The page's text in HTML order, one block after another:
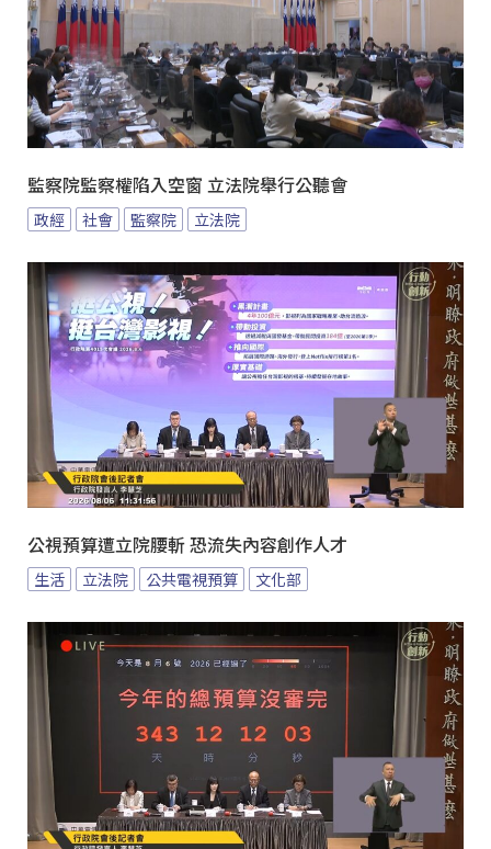
監察院監察權陷入空窗 立法院舉行公聽會
政經 社會 監察院 立法院
公視預算遭立院腰斬 恐流失內容創作人才
生活 立法院 公共電視預算 文化部